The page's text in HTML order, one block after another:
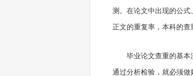
测。在论文中出现的公
正文的重复率，本科的查
毕业论文查重的基本
通过分析检验，就必须